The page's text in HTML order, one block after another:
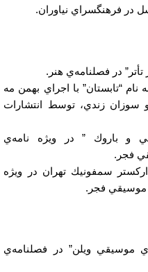
در فرهنگسراي نياوران.
در فصلنامه‌ي هنر.
نام “تابستان” با اجراي بهمن مه
سوزان زندي، توسط انتشارات
و باروك ” در ويژه نامه‌ي
فجر.
سمفونيك تهران در ويژه
موسيقي فجر.
موسيقي ويلن” در فصلنامه‌ي